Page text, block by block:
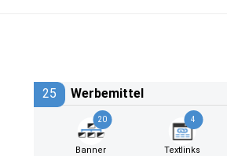
25 Werbemittel
20
Banner
4
Textlinks